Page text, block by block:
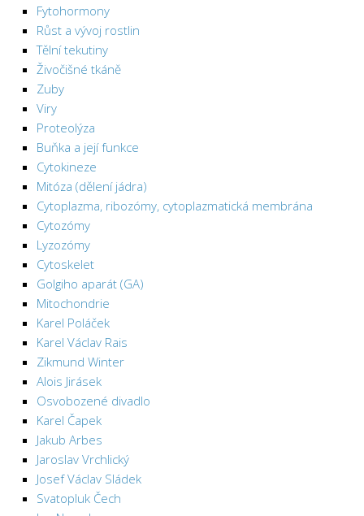
Fytohormony
Růst a vývoj rostlin
Tělní tekutiny
Živočišné tkáně
Zuby
Viry
Proteolýza
Buňka a její funkce
Cytokineze
Mitóza (dělení jádra)
Cytoplazma, ribozómy, cytoplazmatická membrána
Cytozómy
Lyzozómy
Cytoskelet
Golgiho aparát (GA)
Mitochondrie
Karel Poláček
Karel Václav Rais
Zikmund Winter
Alois Jirásek
Osvobozené divadlo
Karel Čapek
Jakub Arbes
Jaroslav Vrchlický
Josef Václav Sládek
Svatopluk Čech